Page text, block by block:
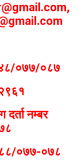
०७७/०८७
नम्बर
०७७-०७८